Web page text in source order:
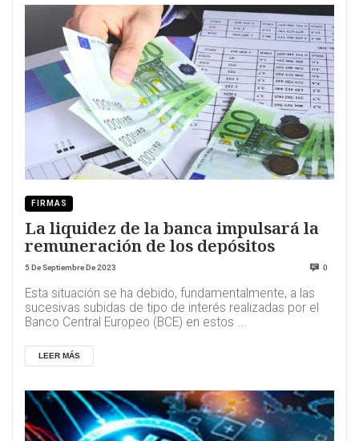
FIRMAS
La liquidez de la banca impulsará la
remuneración de los depósitos
5 De Septiembre De 2023 0
Esta situación se ha debido, fundamentalmente, a las
sucesivas subidas de tipo de interés realizadas por el
Banco Central Europeo (BCE) en estos ...
LEER MÁS